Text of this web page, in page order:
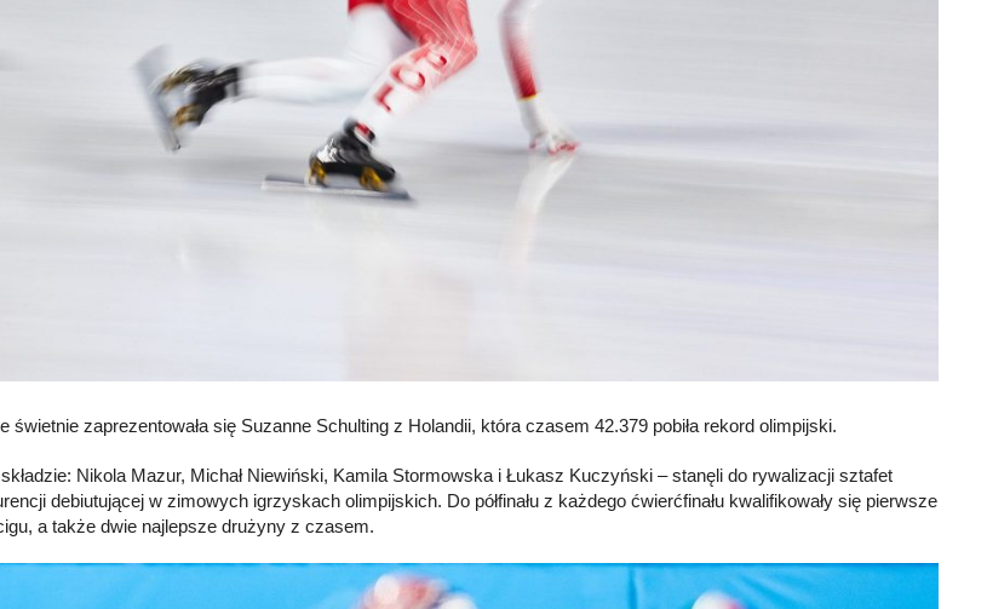
świetnie zaprezentowała się Suzanne Schulting z Holandii, która czasem 42.379 pobiła rekord olimpijski.
Nikola Mazur, Michał Niewiński, Kamila Stormowska i Łukasz Kuczyński – stanęli do rywalizacji sztafet
debiutującej w zimowych igrzyskach olimpijskich. Do półfinału z każdego ćwierćfinału kwalifikowały się pierwsze
a także dwie najlepsze drużyny z czasem.